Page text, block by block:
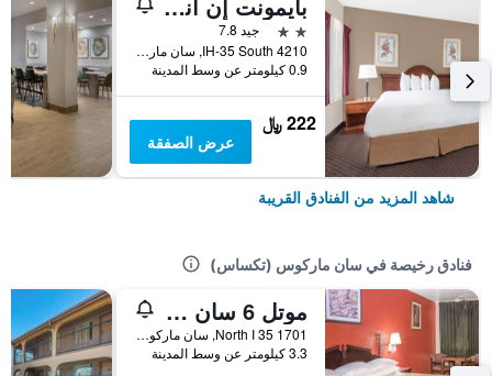
2 نجمتين
جيد 7.8
4210 IH-35 South, سان ماركوس (تكساس), TX, الولايات المتحدة الأميريكية
0.9 كيلومتر عن وسط المدينة
222 ﷼
عرض الصفقة
شاهد المزيد من الفنادق القريبة
فنادق رخيصة في سان ماركوس (تكساس)
موتل 6 سان ماكروس، تكساس - نورث
1701 North I 35, سان ماركوس (تكساس), TX, الولايات المتحدة الأميريكية
3.3 كيلومتر عن وسط المدينة